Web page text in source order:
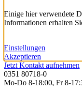
Einige hier verwendete
Informationen erhalten
Einstellungen
Akzeptieren
Jetzt Kontakt aufnehmen
0351 80718-0
Mo-Do 8-18:00, Fr 8-